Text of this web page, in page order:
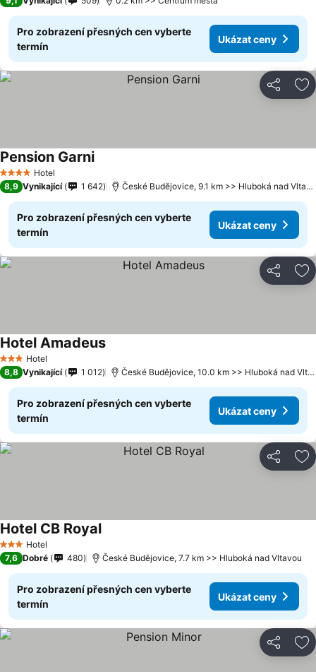
Pro zobrazení přesných cen vyberte
termín
Ukázat ceny
Sdílet
4 Počet hvězdiček
Hotel
Pension Garni
8,9 Vynikající 1 642 České Budějovice, 9.1 km >> Hluboká nad Vltavou
Pro zobrazení přesných cen vyberte
termín
Ukázat ceny
Sdílet
3 Počet hvězdiček
Hotel
Hotel Amadeus
8,8 Vynikající 1 012 České Budějovice, 10.0 km >> Hluboká nad Vltavou
Pro zobrazení přesných cen vyberte
termín
Ukázat ceny
Sdílet
3 Počet hvězdiček
Hotel
Hotel CB Royal
7,6 Dobré 480 České Budějovice, 7.7 km >> Hluboká nad Vltavou
Pro zobrazení přesných cen vyberte
termín
Ukázat ceny
Sdílet